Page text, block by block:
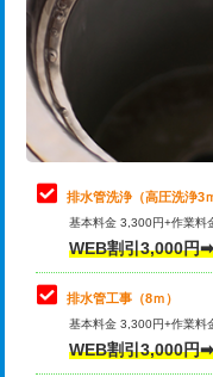
管・ポリ管・HT管使用/
排水管工事（土の掘削
業）
排水管工事（排水管工
排水管工事（追加 排
え）
マス交換（土の掘削・
マス交換（深さ50㎝未
マス交換（深さ50㎝以
桝清掃
止水・漏水調査・防水
理・調整・分解・加工
止水・漏水調査・防水
理・調整・分解・加工
止水・漏水調査・防水
理・調整・分解・加工
その他部品の脱着
交換・取付（タンク）
排水管洗浄（高圧洗浄3
基本料金 3,300円+作業料
WEB割引3,000円
排水管工事（8ｍ）
基本料金 3,300円+作業
WEB割引3,000円